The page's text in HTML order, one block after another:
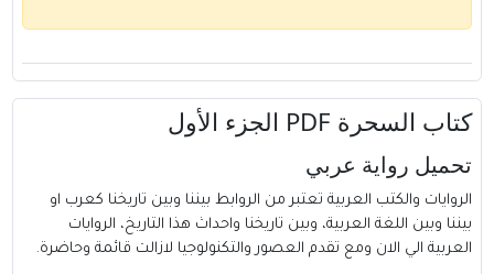
كتاب السحرة PDF الجزء الأول
تحميل رواية عربي
الروايات والكتب العربية تعتبر من الروابط بيننا وبين تاريخنا كعرب او
بيننا وبين اللغة العربية، وبين تاريخنا واحداث هذا التاريخ، الروايات
العربية الي الان ومع تقدم العصور والتكنولوجيا لازالت قائمة وحاضرة.